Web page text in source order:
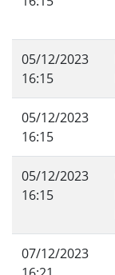
05/12/2023
16:15
05/12/2023
16:15
05/12/2023
16:15
07/12/2023